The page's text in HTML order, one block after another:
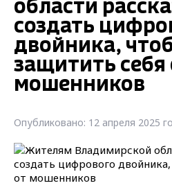
области
создать
двойника,
защитить себя
мошенников
Опубликовано: 12 апреля 2025